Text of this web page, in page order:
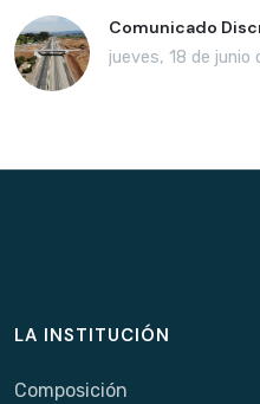
Comunicado
jueves, 18 de junio
LA INSTITUCIÓN
Composición